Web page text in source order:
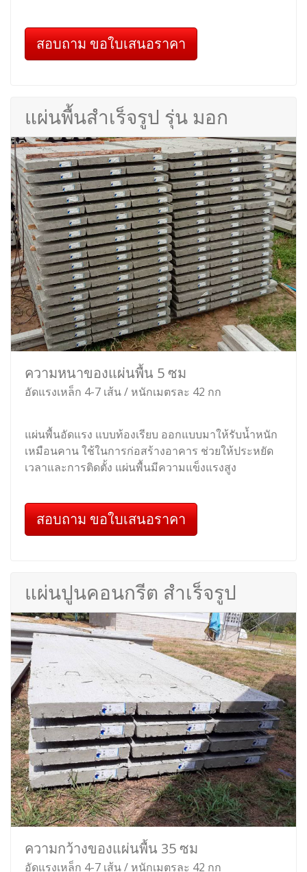
สอบถาม ขอใบเสนอราคา
แผ่นพื้นสำเร็จรูป รุ่น มอก
ความหนาของแผ่นพื้น 5 ซม
อัดแรงเหล็ก 4-7 เส้น / หนักเมตรละ 42 กก
แผ่นพื้นอัดแรง แบบท้องเรียบ ออกแบบมาให้รับน้ำหนัก
เหมือนคาน ใช้ในการก่อสร้างอาคาร ช่วยให้ประหยัด
เวลาและการติดตั้ง แผ่นพื้นมีความแข็งแรงสูง
สอบถาม ขอใบเสนอราคา
แผ่นปูนคอนกรีต สำเร็จรูป
ความกว้างของแผ่นพื้น 35 ซม
อัดแรงเหล็ก 4-7 เส้น / หนักเมตรละ 42 กก